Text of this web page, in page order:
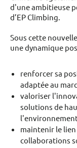
d'une ambitieuse
d’EP Climbing.
Sous cette
une dynamique
renforcer sa
adaptée au
valoriser
solutions de
maintenir le
collaborations